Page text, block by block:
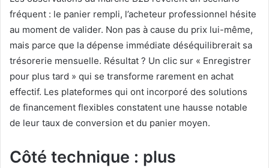
fréquent : le panier rempli, l’acheteur professionnel hésite
au moment de valider. Non pas à cause du prix lui-même,
mais parce que la dépense immédiate déséquilibrerait sa
trésorerie mensuelle. Résultat ? Un clic sur « Enregistrer
pour plus tard » qui se transforme rarement en achat
effectif. Les plateformes qui ont incorporé des solutions
de financement flexibles constatent une hausse notable
de leur taux de conversion et du panier moyen.
Côté technique : plus